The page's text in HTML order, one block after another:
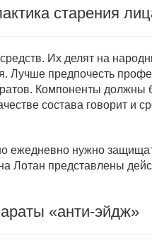
старения
Их делят на
Лучше предпочесть
Компоненты
состава говорит и
ежедневно нужно
Лотан представлены
«анти-эйдж»